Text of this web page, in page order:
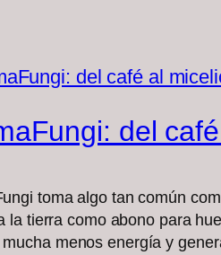
del
toma algo tan común
la tierra como abono para
menos energía y